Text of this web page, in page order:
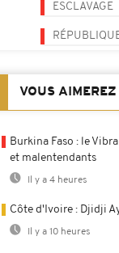
ESCLAVAGE
VOUS
Burkina Faso : le
et malentendants
Il y a 4 heures
Côte d'Ivoire : Djidji
Il y a 10 heures